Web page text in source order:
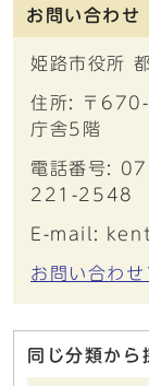
お問い合わせ
姫路市役所
住所: 〒
庁舎5階
電話番号:
221-2548
E-mail:
お問い合わせ
同じ分類から